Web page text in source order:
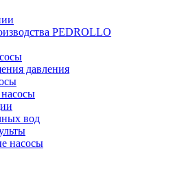
PEDROLLO
давления
вод
насосы